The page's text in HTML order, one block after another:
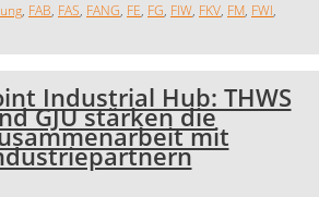
, FAB, FAS, FANG, FE, FG, FIW, FKV, FM, FWI,
Industrial Hub: THWS
GJU stärken die
mit